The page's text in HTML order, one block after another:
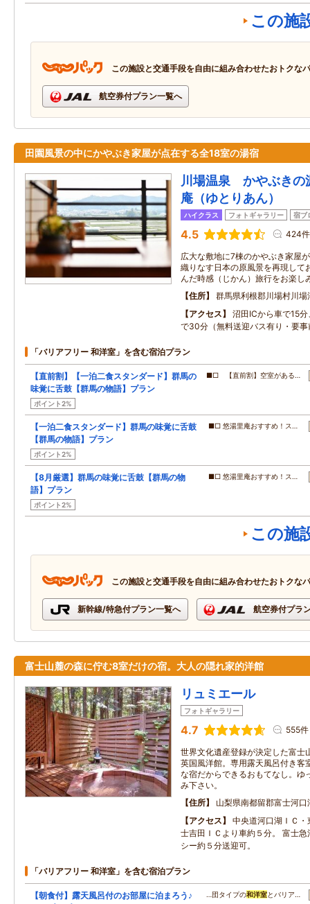
この施
この施設と交通手段を自由に組み合わせたおトクな
航空券付プラン一覧へ
田園風景の中にかやぶき家屋が点在する全18室の湯宿
川場温泉 かやぶき
庵（ゆとりあん）
ハイクラス フォトギャラリー 宿ブ
4.5 424件
広大な敷地に7棟のかやぶき家屋
織りなす日本の原風景を再現して
んだ時感（じかん）旅行をお楽し
住所
群馬県利根郡川場村川
アクセス
沼田ICから車で15
で30分（無料送迎バス有り・要事
「バリアフリー 和洋室」を含む宿泊プラン
【直前割】【一泊二食スタンダード】群馬の
味覚に舌鼓【群馬の物語】プラン
ポイント2%
■□ 【直前割】空室がある…
【一泊二食スタンダード】群馬の味覚に舌鼓
【群馬の物語】プラン
ポイント2%
■□ 悠湯里庵おすすめ！ス…
【8月厳選】群馬の味覚に舌鼓【群馬の物
語】プラン
ポイント2%
■□ 悠湯里庵おすすめ！ス…
この施
この施設と交通手段を自由に組み合わせたおトクな
新幹線/特急付プラン一覧へ 航空券付プラ
富士山麓の森に佇む8室だけの宿。大人の隠れ家的洋館
リュミエール
フォトギャラリー
4.7 555件
世界文化遺産登録が決定した富士
英国風洋館。専用露天風呂付き客
な宿だからできるおもてなし。ゆ
み下さい。
住所
山梨県南都留郡富士河口
アクセス
中央道河口湖ＩＣ
士吉田ＩＣより車約５分。 富士
シー約５分送迎可。
「バリアフリー 和洋室」を含む宿泊プラン
【朝食付】露天風呂付のお部屋に泊まろう♪
…団タイプの和洋室とバリア…